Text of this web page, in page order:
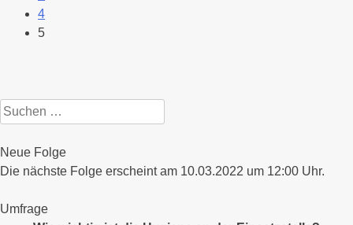
4
5
Suchen
nach:
Neue Folge
Die nächste Folge erscheint am 10.03.2022 um 12:00 Uhr.
Umfrage